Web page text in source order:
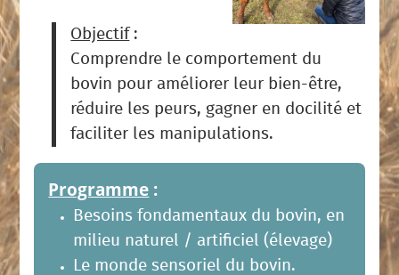
Objectif:
Comprendre le comportement du
bovin pour améliorer leur bien-être,
réduire les peurs, gagner en docilité et
faciliter les manipulations.
Programme :
Besoins fondamentaux du bovin, en
milieu naturel / artificiel (élevage)
Le monde sensoriel du bovin.